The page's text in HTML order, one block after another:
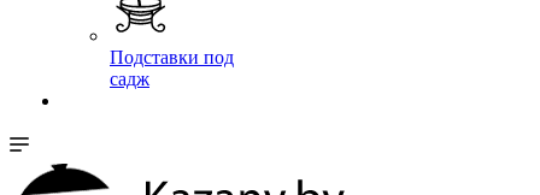
Подставки под
садж